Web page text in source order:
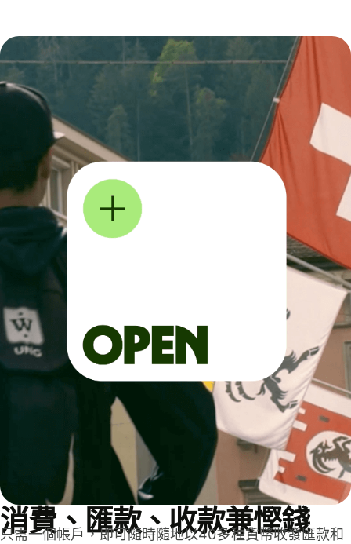
消費、匯款、收款兼慳錢
只需一個帳戶，即可隨時隨地以40多種貨幣收發匯款和